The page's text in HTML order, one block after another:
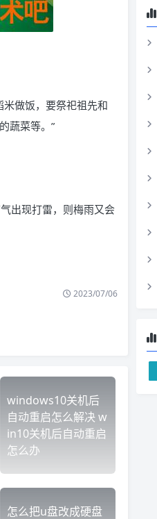
米做饭，要祭祀祖先和
蔬菜等。”
出现打雷，则梅雨又会
2023/07/06
windows10关机后
自动重启怎么解决 w
in10关机后自动重启
怎么办
怎么把u盘改成硬盘